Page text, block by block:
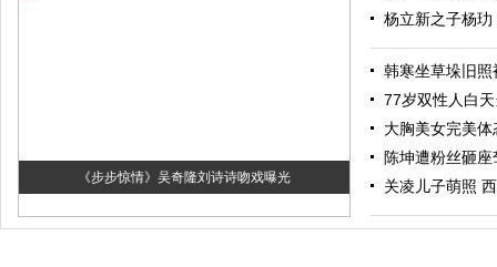
《步步惊情》吴奇隆刘诗诗吻戏曝光
杨立新之子杨
韩寒坐草垛旧
77岁双性人白
大胸美女完美
陈坤遭粉丝砸
关凌儿子萌照